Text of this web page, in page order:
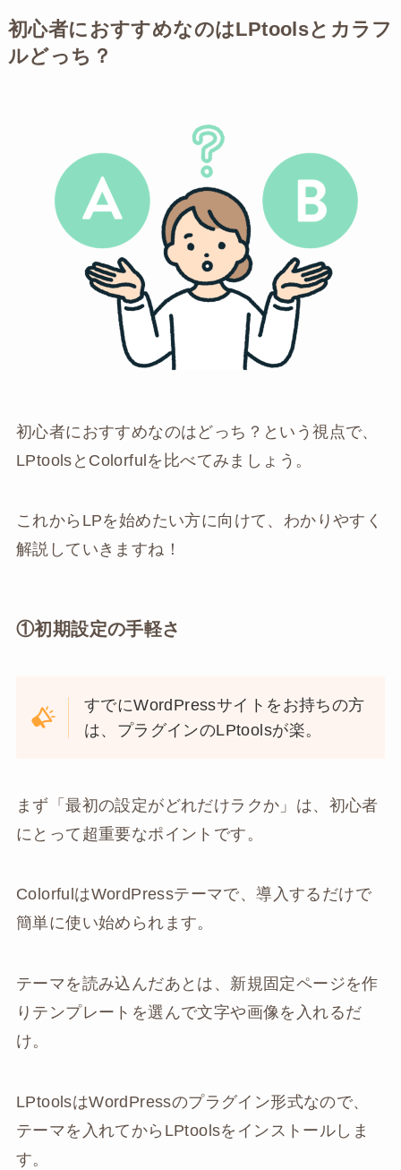
初心者におすすめなのはLPtoolsとカラフ
ルどっち？
初心者におすすめなのはどっち？という視点で、
LPtoolsとColorfulを比べてみましょう。
これからLPを始めたい方に向けて、わかりやすく
解説していきますね！
①初期設定の手軽さ
すでにWordPressサイトをお持ちの方
は、プラグインのLPtoolsが楽。
まず「最初の設定がどれだけラクか」は、初心者
にとって超重要なポイントです。
ColorfulはWordPressテーマで、導入するだけで
簡単に使い始められます。
テーマを読み込んだあとは、新規固定ページを作
りテンプレートを選んで文字や画像を入れるだ
け。
LPtoolsはWordPressのプラグイン形式なので、
テーマを入れてからLPtoolsをインストールしま
す。